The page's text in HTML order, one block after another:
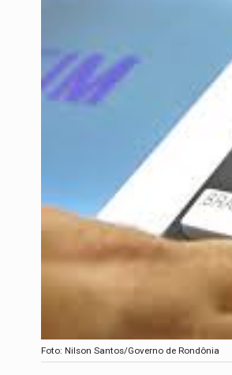
Foto: Nilson Santos/Governo de Rondônia